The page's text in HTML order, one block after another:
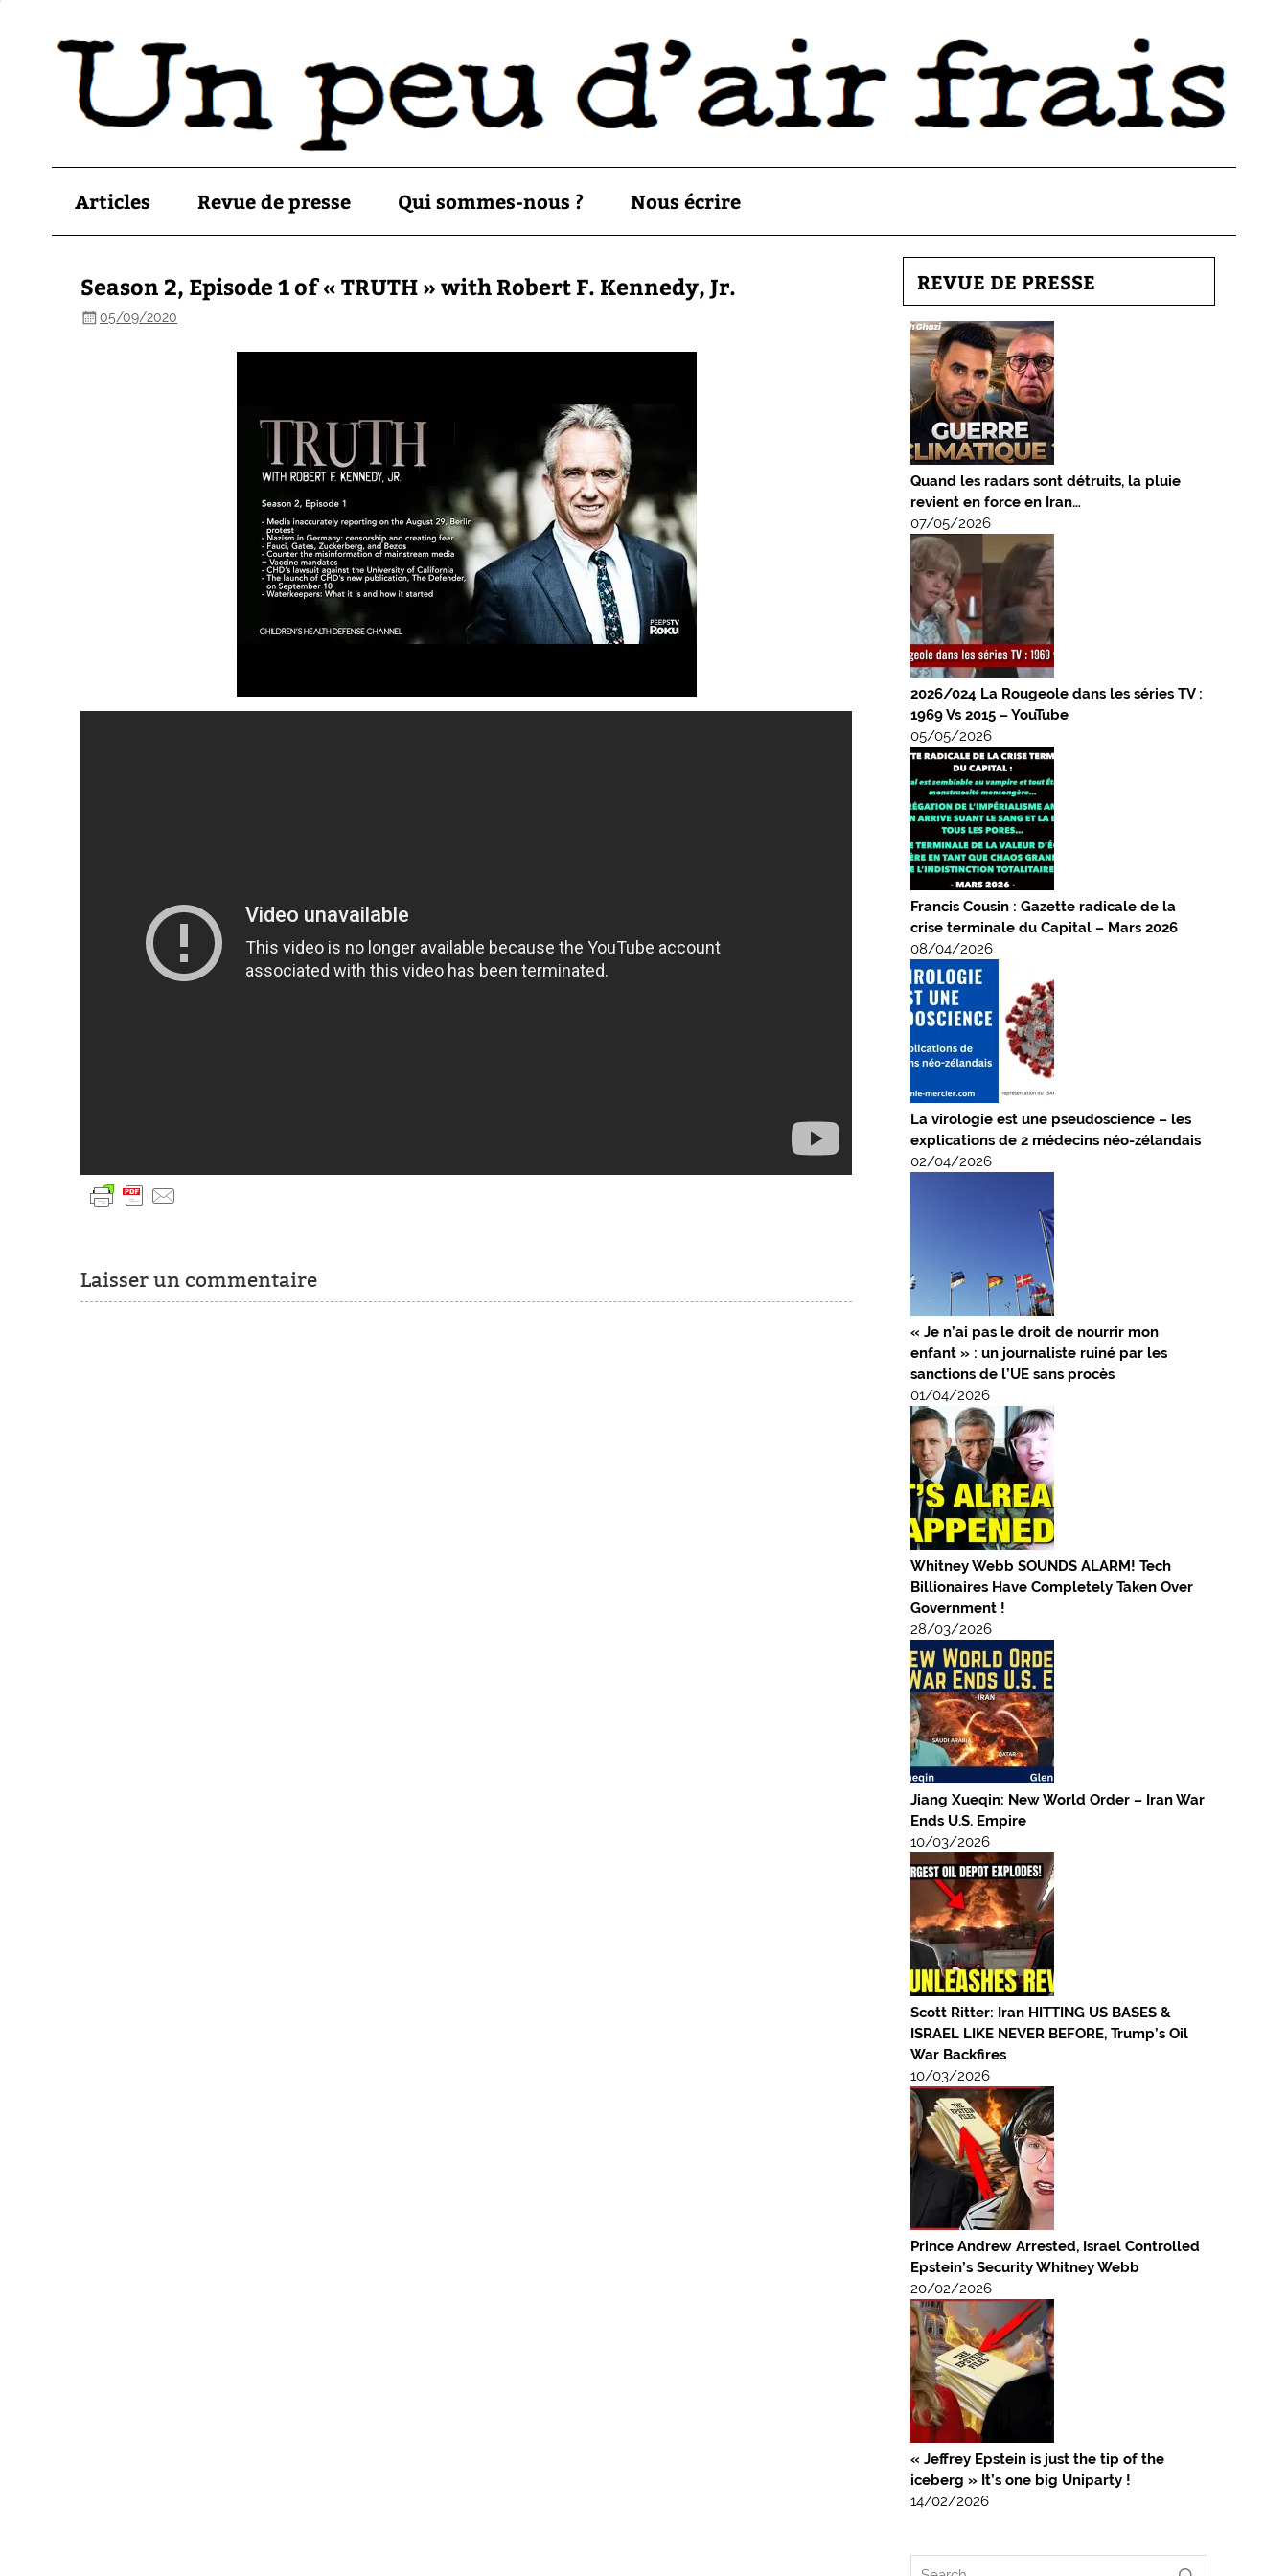
Articles Revue de presse Qui sommes-nous ? Nous écrire
Season 2, Episode 1 of « TRUTH » with Robert F. Kennedy, Jr.
05/09/2020
Laisser un commentaire
REVUE DE PRESSE
Quand les radars sont détruits, la pluie
revient en force en Iran…
07/05/2026
2026/024 La Rougeole dans les séries TV :
1969 Vs 2015 – YouTube
05/05/2026
Francis Cousin : Gazette radicale de la
crise terminale du Capital – Mars 2026
08/04/2026
La virologie est une pseudoscience – les
explications de 2 médecins néo-zélandais
02/04/2026
« Je n’ai pas le droit de nourrir mon
enfant » : un journaliste ruiné par les
sanctions de l’UE sans procès
01/04/2026
Whitney Webb SOUNDS ALARM! Tech
Billionaires Have Completely Taken Over
Government !
28/03/2026
Jiang Xueqin: New World Order – Iran War
Ends U.S. Empire
10/03/2026
Scott Ritter: Iran HITTING US BASES &
ISRAEL LIKE NEVER BEFORE, Trump’s Oil
War Backfires
10/03/2026
Prince Andrew Arrested, Israel Controlled
Epstein’s Security Whitney Webb
20/02/2026
« Jeffrey Epstein is just the tip of the
iceberg » It’s one big Uniparty !
14/02/2026